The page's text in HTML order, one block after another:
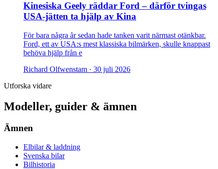
Kinesiska Geely räddar Ford – därför tvingas
USA-jätten ta hjälp av Kina
För bara några år sedan hade tanken varit närmast otänkbar.
Ford, ett av USA:s mest klassiska bilmärken, skulle knappast
behöva hjälp från e
Richard Olfwenstam · 30 juli 2026
Utforska vidare
Modeller, guider & ämnen
Ämnen
Elbilar & laddning
Svenska bilar
Bilhistoria